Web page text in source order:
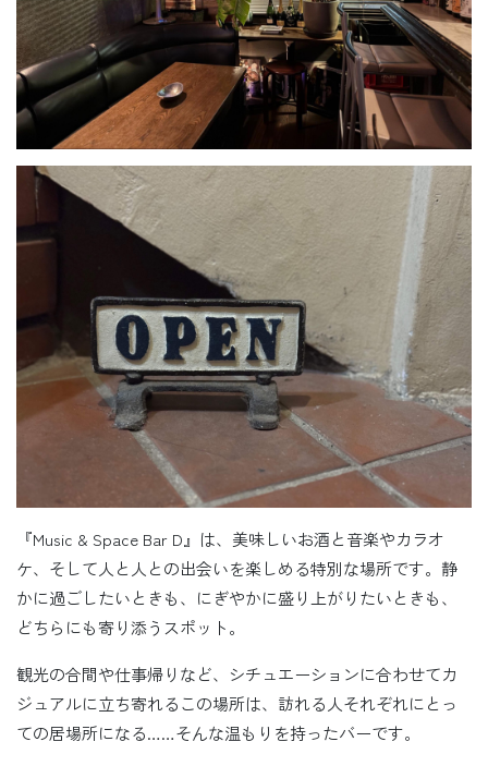
『Music & Space Bar D』は、美味しいお酒と音楽やカラオ
ケ、そして人と人との出会いを楽しめる特別な場所です。静
かに過ごしたいときも、にぎやかに盛り上がりたいときも、
どちらにも寄り添うスポット。
観光の合間や仕事帰りなど、シチュエーションに合わせてカ
ジュアルに立ち寄れるこの場所は、訪れる人それぞれにとっ
ての居場所になる……そんな温もりを持ったバーです。